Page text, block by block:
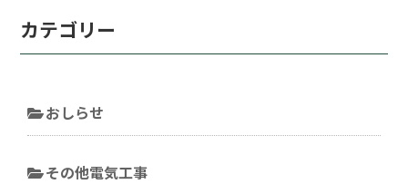
カテゴリー
おしらせ
その他電気工事